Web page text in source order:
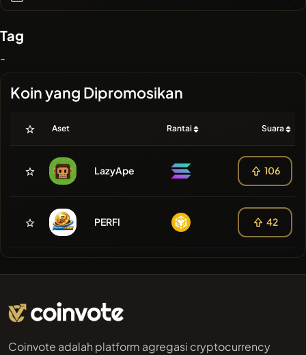
Tag
-
Koin yang Dipromosikan
Aset Rantai Suara
LazyApe 106
PERFI 42
Coinvote adalah platform agregasi cryptocurrency